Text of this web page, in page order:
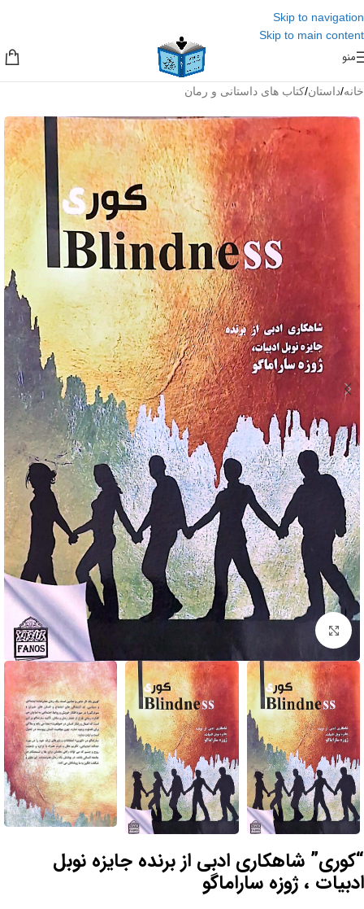
Skip to navigation
Skip to main content
منو
خانه/داستان/کتاب های داستانی و رمان
برای بزرگنمایی کلیک کنید
“کوری” شاهکاری ادبی از برنده جایزه نوبل
ادبیات ، ژوزه ساراماگو